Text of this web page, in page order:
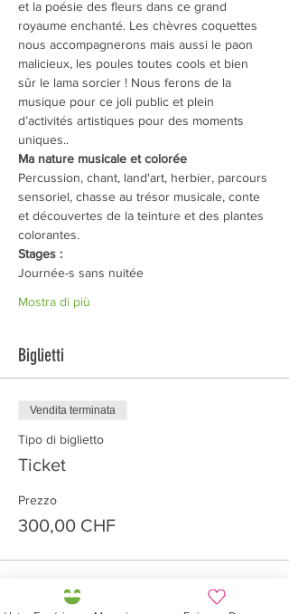
et la poésie des fleurs dans ce grand
royaume enchanté. Les chèvres coquettes
nous accompagnerons mais aussi le paon
malicieux, les poules toutes cools et bien
sûr le lama sorcier ! Nous ferons de la
musique pour ce joli public et plein
d’activités artistiques pour des moments
uniques..
Ma nature musicale et colorée
Percussion, chant, land'art, herbier, parcours
sensoriel, chasse au trésor musicale, conte
et découvertes de la teinture et des plantes
colorantes.
Stages :
Journée-s sans nuitée
Mostra di più
Biglietti
Vendita terminata
Tipo di biglietto
Ticket
Prezzo
300,00 CHF